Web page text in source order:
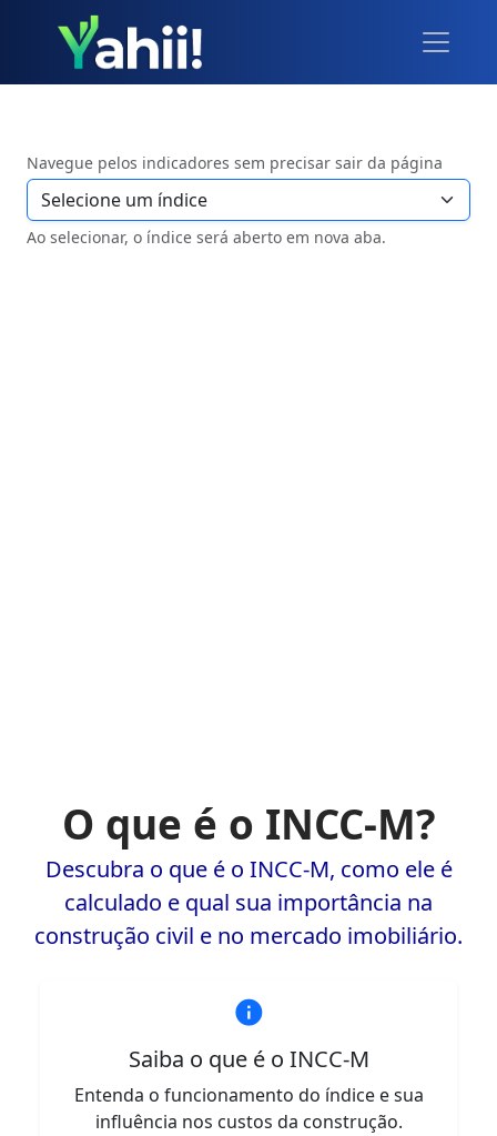
Navegue pelos indicadores sem precisar sair da página
Ao selecionar, o índice será aberto em nova aba.
O que é o INCC-M?
Descubra o que é o INCC-M, como ele é
calculado e qual sua importância na
construção civil e no mercado imobiliário.
info
Saiba o que é o INCC-M
Entenda o funcionamento do índice e sua
influência nos custos da construção.